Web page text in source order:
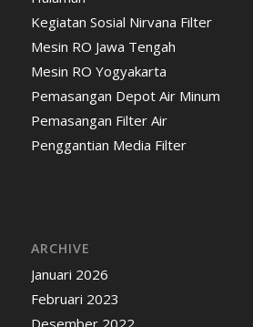
Kegiatan Sosial Nirvana Filter
Mesin RO Jawa Tengah
Mesin RO Yogyakarta
Pemasangan Depot Air Minum
Pemasangan Filter Air
Penggantian Media Filter
ARCHIVE
Januari 2026
Februari 2023